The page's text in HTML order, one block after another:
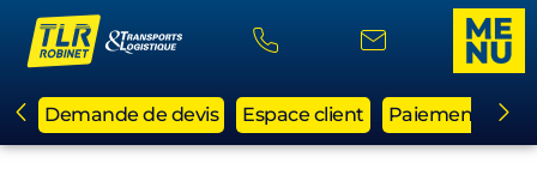
Demande de devis Espace client Paiement en